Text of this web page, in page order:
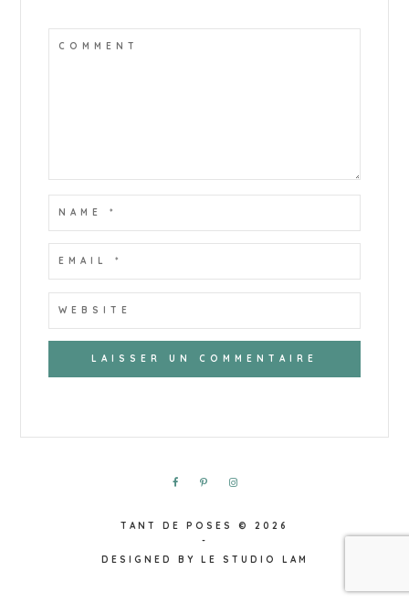
TANT DE POSES
© 2026
-
DESIGNED BY
LE STUDIO LAM